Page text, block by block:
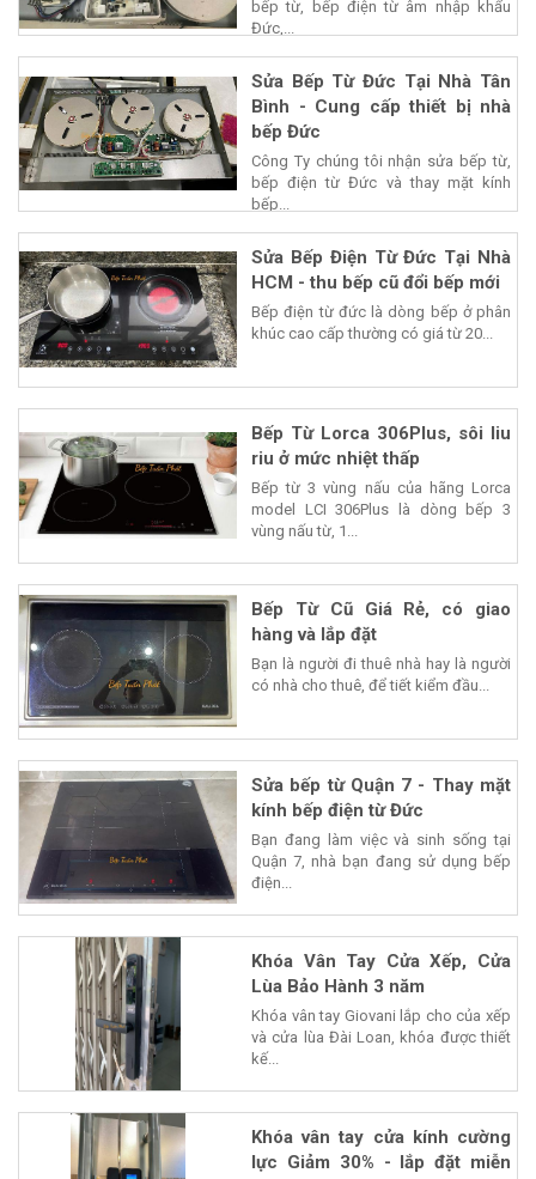
bếp từ, bếp điện từ âm nhập khẩu
Đức,...
Sửa Bếp Từ Đức Tại Nhà Tân
Bình - Cung cấp thiết bị nhà
bếp Đức
Công Ty chúng tôi nhận sửa bếp từ,
bếp điện từ Đức và thay mặt kính
bếp...
Sửa Bếp Điện Từ Đức Tại Nhà
HCM - thu bếp cũ đổi bếp mới
Bếp điện từ đức là dòng bếp ở phân
khúc cao cấp thường có giá từ 20...
Bếp Từ Lorca 306Plus, sôi liu
riu ở mức nhiệt thấp
Bếp từ 3 vùng nấu của hãng Lorca
model LCI 306Plus là dòng bếp 3
vùng nấu từ, 1...
Bếp Từ Cũ Giá Rẻ, có giao
hàng và lắp đặt
Bạn là người đi thuê nhà hay là người
có nhà cho thuê, để tiết kiểm đầu...
Sửa bếp từ Quận 7 - Thay mặt
kính bếp điện từ Đức
Bạn đang làm việc và sinh sống tại
Quận 7, nhà bạn đang sử dụng bếp
điện...
Khóa Vân Tay Cửa Xếp, Cửa
Lùa Bảo Hành 3 năm
Khóa vân tay Giovani lắp cho của xếp
và cửa lùa Đài Loan, khóa được thiết
kế...
Khóa vân tay cửa kính cường
lực Giảm 30% - lắp đặt miễn